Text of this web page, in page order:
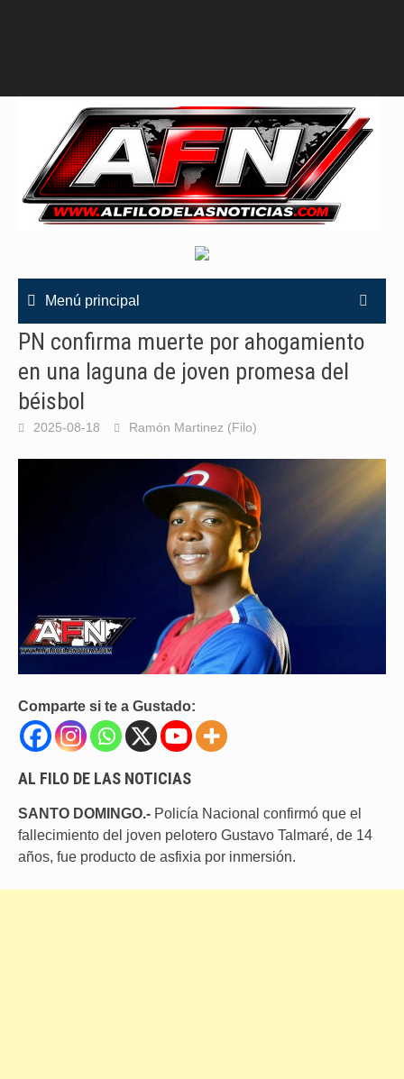
Menú principal
PN confirma muerte por ahogamiento
en una laguna de joven promesa del
béisbol
2025-08-18 Ramón Martinez (Filo)
Comparte si te a Gustado:
AL FILO DE LAS NOTICIAS
SANTO DOMINGO.- Policía Nacional confirmó que el
fallecimiento del joven pelotero Gustavo Talmaré, de 14
años, fue producto de asfixia por inmersión.